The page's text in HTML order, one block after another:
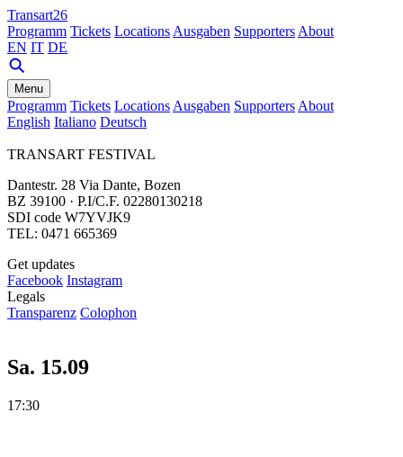
Transart26
Programm Tickets Locations Ausgaben Supporters About
EN IT DE
Menu
Programm Tickets Locations Ausgaben Supporters About
English Italiano Deutsch
TRANSART FESTIVAL
Dantestr. 28 Via Dante, Bozen
BZ 39100 · P.I/C.F. 02280130218
SDI code W7YVJK9
TEL: 0471 665369
Get updates
Facebook Instagram
Legals
Transparenz Colophon
Sa. 15.09
17:30